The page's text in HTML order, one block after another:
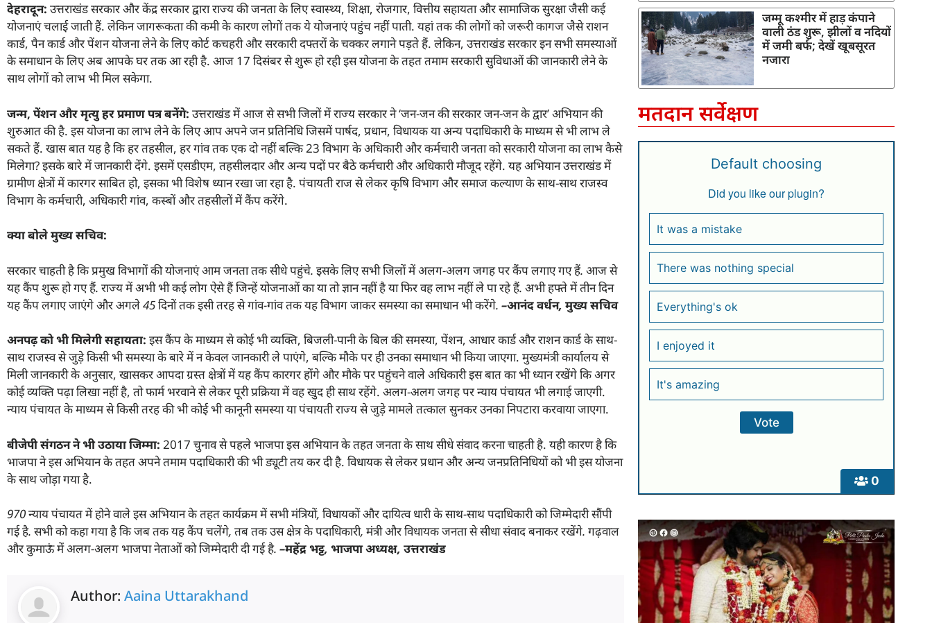
देहरादून: उत्तराखंड सरकार और केंद्र सरकार द्वारा राज्य की जनता के लिए स्वास्थ्य, शिक्षा, रोजगार, वित्तीय सहायता और सामाजिक सुरक्षा जैसी कई
योजनाएं चलाई जाती हैं. लेकिन जागरूकता की कमी के कारण लोगों तक ये योजनाएं पहुंच नहीं पाती. यहां तक की लोगों को जरूरी कागज जैसे राशन
कार्ड, पैन कार्ड और पेंशन योजना लेने के लिए कोर्ट कचहरी और सरकारी दफ्तरों के चक्कर लगाने पड़ते हैं. लेकिन, उत्तराखंड सरकार इन सभी समस्याओं
के समाधान के लिए अब आपके घर तक आ रही है. आज 17 दिसंबर से शुरू हो रही इस योजना के तहत तमाम सरकारी सुविधाओं की जानकारी लेने के
साथ लोगों को लाभ भी मिल सकेगा.
जन्म, पेंशन और मृत्यु हर प्रमाण पत्र बनेंगे: उत्तराखंड में आज से सभी जिलों में राज्य सरकार ने ‘जन-जन की सरकार जन-जन के द्वार’ अभियान की
शुरुआत की है. इस योजना का लाभ लेने के लिए आप अपने जन प्रतिनिधि जिसमें पार्षद, प्रधान, विधायक या अन्य पदाधिकारी के माध्यम से भी लाभ ले
सकते हैं. खास बात यह है कि हर तहसील, हर गांव तक एक दो नहीं बल्कि 23 विभाग के अधिकारी और कर्मचारी जनता को सरकारी योजना का लाभ कैसे
मिलेगा? इसके बारे में जानकारी देंगे. इसमें एसडीएम, तहसीलदार और अन्य पदों पर बैठे कर्मचारी और अधिकारी मौजूद रहेंगे. यह अभियान उत्तराखंड में
ग्रामीण क्षेत्रों में कारगर साबित हो, इसका भी विशेष ध्यान रखा जा रहा है. पंचायती राज से लेकर कृषि विभाग और समाज कल्याण के साथ-साथ राजस्व
विभाग के कर्मचारी, अधिकारी गांव, कस्बों और तहसीलों में कैंप करेंगे.
क्या बोले मुख्य सचिव:
सरकार चाहती है कि प्रमुख विभागों की योजनाएं आम जनता तक सीधे पहुंचे. इसके लिए सभी जिलों में अलग-अलग जगह पर कैंप लगाए गए हैं. आज से
यह कैंप शुरू हो गए हैं. राज्य में अभी भी कई लोग ऐसे हैं जिन्हें योजनाओं का या तो ज्ञान नहीं है या फिर वह लाभ नहीं ले पा रहे हैं. अभी हफ्ते में तीन दिन
यह कैंप लगाए जाएंगे और अगले45दिनों तक इसी तरह से गांव-गांव तक यह विभाग जाकर समस्या का समाधान भी करेंगे. –आनंद वर्धन, मुख्य सचिव
अनपढ़ को भी मिलेगी सहायता: इस कैंप के माध्यम से कोई भी व्यक्ति, बिजली-पानी के बिल की समस्या, पेंशन, आधार कार्ड और राशन कार्ड के साथ-
साथ राजस्व से जुड़े किसी भी समस्या के बारे में न केवल जानकारी ले पाएंगे, बल्कि मौके पर ही उनका समाधान भी किया जाएगा. मुख्यमंत्री कार्यालय से
मिली जानकारी के अनुसार, खासकर आपदा ग्रस्त क्षेत्रों में यह कैंप कारगर होंगे और मौके पर पहुंचने वाले अधिकारी इस बात का भी ध्यान रखेंगे कि अगर
कोई व्यक्ति पढ़ा लिखा नहीं है, तो फार्म भरवाने से लेकर पूरी प्रक्रिया में वह खुद ही साथ रहेंगे. अलग-अलग जगह पर न्याय पंचायत भी लगाई जाएगी.
न्याय पंचायत के माध्यम से किसी तरह की भी कोई भी कानूनी समस्या या पंचायती राज्य से जुड़े मामले तत्काल सुनकर उनका निपटारा करवाया जाएगा.
बीजेपी संगठन ने भी उठाया जिम्मा: 2017 चुनाव से पहले भाजपा इस अभियान के तहत जनता के साथ सीधे संवाद करना चाहती है. यही कारण है कि
भाजपा ने इस अभियान के तहत अपने तमाम पदाधिकारी की भी ड्यूटी तय कर दी है. विधायक से लेकर प्रधान और अन्य जनप्रतिनिधियों को भी इस योजना
के साथ जोड़ा गया है.
970न्याय पंचायत में होने वाले इस अभियान के तहत कार्यक्रम में सभी मंत्रियों, विधायकों और दायित्व धारी के साथ-साथ पदाधिकारी को जिम्मेदारी सौंपी
गई है. सभी को कहा गया है कि जब तक यह कैंप चलेंगे, तब तक उस क्षेत्र के पदाधिकारी, मंत्री और विधायक जनता से सीधा संवाद बनाकर रखेंगे. गढ़वाल
और कुमाऊंमें अलग-अलग भाजपा नेताओं को जिम्मेदारी दी गई है. –महेंद्र भट्ट, भाजपा अध्यक्ष, उत्तराखंड
Author: Aaina Uttarakhand
जम्मू कश्मीर में हाड़ कंपाने
वाली ठंड शुरू, झीलों व नदियों
में जमी बर्फ; देखें खूबसूरत
नजारा
मतदान सर्वेक्षण
0
Default choosing
Did you like our plugin?
It was a mistake
There was nothing special
Everything's ok
I enjoyed it
It's amazing